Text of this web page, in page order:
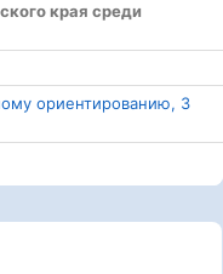
края среди
ориентированию, 3